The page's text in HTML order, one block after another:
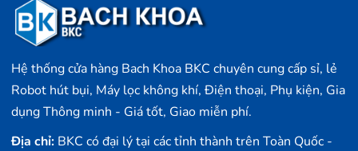
Hệ thống cửa hàng Bach Khoa BKC chuyên cung cấp sỉ, lẻ
Robot hút bụi, Máy lọc không khí, Điện thoại, Phụ kiện, Gia
dụng Thông minh - Giá tốt, Giao miễn phí.
Địa chỉ: BKC có đại lý tại các tỉnh thành trên Toàn Quốc -